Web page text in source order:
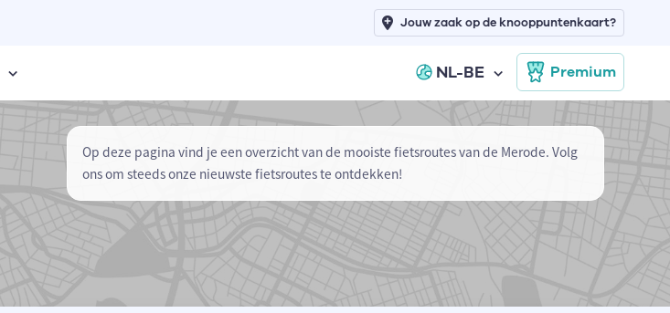
NL-BE Premium
Jouw zaak op de knooppuntenkaart?
Op deze pagina vind je een overzicht van de mooiste fietsroutes van de Merode. Volg
ons om steeds onze nieuwste fietsroutes te ontdekken!